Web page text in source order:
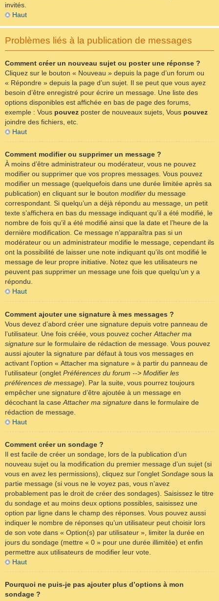
invités.
Haut
Problèmes liés à la publication de messages
Comment créer un nouveau sujet ou poster une réponse ?
Cliquez sur le bouton « Nouveau » depuis la page d’un forum ou
« Répondre » depuis la page d’un sujet. Il se peut que vous ayez
besoin d’être enregistré pour écrire un message. Une liste des
options disponibles est affichée en bas de page des forums,
exemple : Vous pouvez poster de nouveaux sujets, Vous pouvez
joindre des fichiers, etc.
Haut
Comment modifier ou supprimer un message ?
À moins d’être administrateur ou modérateur, vous ne pouvez
modifier ou supprimer que vos propres messages. Vous pouvez
modifier un message (quelquefois dans une durée limitée après sa
publication) en cliquant sur le bouton modifier du message
correspondant. Si quelqu’un a déjà répondu au message, un petit
texte s’affichera en bas du message indiquant qu’il a été modifié, le
nombre de fois qu’il a été modifié ainsi que la date et l’heure de la
dernière modification. Ce message n’apparaîtra pas si un
modérateur ou un administrateur modifie le message, cependant ils
ont la possibilité de laisser une note indiquant qu’ils ont modifié le
message de leur propre initiative. Notez que les utilisateurs ne
peuvent pas supprimer un message une fois que quelqu’un y a
répondu.
Haut
Comment ajouter une signature à mes messages ?
Vous devez d’abord créer une signature depuis votre panneau de
l’utilisateur. Une fois créée, vous pouvez cocher Attacher ma
signature sur le formulaire de rédaction de message. Vous pouvez
aussi ajouter la signature par défaut à tous vos messages en
activant l’option « Attacher ma signature » à partir du panneau de
l’utilisateur (onglet Préférences du forum --> Modifier les
préférences de message). Par la suite, vous pourrez toujours
empêcher une signature d’être ajoutée à un message en
décochant la case Attacher ma signature dans le formulaire de
rédaction de message.
Haut
Comment créer un sondage ?
Il est facile de créer un sondage, lors de la publication d’un
nouveau sujet ou la modification du premier message d’un sujet (si
vous en avez les permissions), cliquez sur l’onglet Sondage sous la
partie message (si vous ne le voyez pas, vous n’avez
probablement pas le droit de créer des sondages). Saisissez le titre
du sondage et au moins deux options possibles, saisissez une
option par ligne dans le champ des réponses. Vous pouvez aussi
indiquer le nombre de réponses qu’un utilisateur peut choisir lors
de son vote dans « Option(s) par utilisateur », limiter la durée en
jours du sondage (mettre « 0 » pour une durée illimitée) et enfin
permettre aux utilisateurs de modifier leur vote.
Haut
Pourquoi ne puis-je pas ajouter plus d’options à mon
sondage ?